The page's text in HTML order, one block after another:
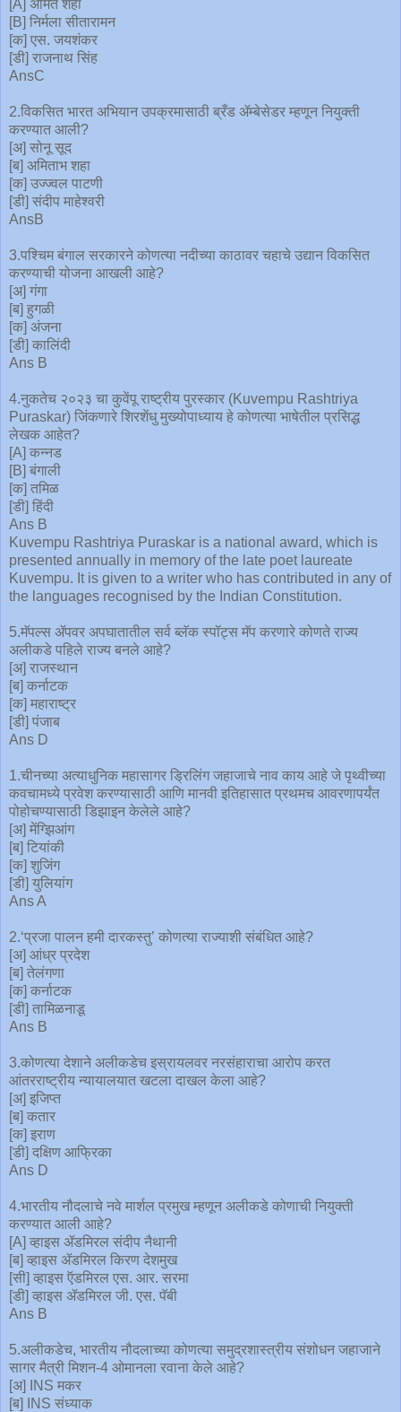
[A] अमित शहा
[B] निर्मला सीतारामन
[क] एस. जयशंकर
[डी] राजनाथ सिंह
AnsC
2.विकसित भारत अभियान उपक्रमासाठी ब्रँड ॲम्बेसेडर म्हणून नियुक्ती
करण्यात आली?
[अ] सोनू सूद
[ब] अमिताभ शहा
[क] उज्ज्वल पाटणी
[डी] संदीप माहेश्वरी
AnsB
3.पश्चिम बंगाल सरकारने कोणत्या नदीच्या काठावर चहाचे उद्यान विकसित
करण्याची योजना आखली आहे?
[अ] गंगा
[ब] हुगळी
[क] अंजना
[डी] कालिंदी
Ans B
4.नुकतेच २०२३ चा कुवेंपू राष्ट्रीय पुरस्कार (Kuvempu Rashtriya
Puraskar) जिंकणारे शिरशेंधु मुख्योपाध्याय हे कोणत्या भाषेतील प्रसिद्ध
लेखक आहेत?
[A] कन्नड
[B] बंगाली
[क] तमिळ
[डी] हिंदी
Ans B
Kuvempu Rashtriya Puraskar is a national award, which is
presented annually in memory of the late poet laureate
Kuvempu. It is given to a writer who has contributed in any of
the languages recognised by the Indian Constitution.
5.मॅपल्स ॲपवर अपघातातील सर्व ब्लॅक स्पॉट्स मॅप करणारे कोणते राज्य
अलीकडे पहिले राज्य बनले आहे?
[अ] राजस्थान
[ब] कर्नाटक
[क] महाराष्ट्र
[डी] पंजाब
Ans D
1.चीनच्या अत्याधुनिक महासागर ड्रिलिंग जहाजाचे नाव काय आहे जे पृथ्वीच्या
कवचामध्ये प्रवेश करण्यासाठी आणि मानवी इतिहासात प्रथमच आवरणापर्यंत
पोहोचण्यासाठी डिझाइन केलेले आहे?
[अ] मेंग्झिआंग
[ब] टियांकी
[क] शुजिंग
[डी] युलियांग
Ans A
2.‘प्रजा पालन हमी दारकस्तु’ कोणत्या राज्याशी संबंधित आहे?
[अ] आंध्र प्रदेश
[ब] तेलंगणा
[क] कर्नाटक
[डी] तामिळनाडू
Ans B
3.कोणत्या देशाने अलीकडेच इस्रायलवर नरसंहाराचा आरोप करत
आंतरराष्ट्रीय न्यायालयात खटला दाखल केला आहे?
[अ] इजिप्त
[ब] कतार
[क] इराण
[डी] दक्षिण आफ्रिका
Ans D
4.भारतीय नौदलाचे नवे मार्शल प्रमुख म्हणून अलीकडे कोणाची नियुक्ती
करण्यात आली आहे?
[A] व्हाइस ॲडमिरल संदीप नैथानी
[ब] व्हाइस ॲडमिरल किरण देशमुख
[सी] व्हाइस ऍडमिरल एस. आर. सरमा
[डी] व्हाइस ॲडमिरल जी. एस. पॅबी
Ans B
5.अलीकडेच, भारतीय नौदलाच्या कोणत्या समुद्रशास्त्रीय संशोधन जहाजाने
सागर मैत्री मिशन-4 ओमानला रवाना केले आहे?
[अ] INS मकर
[ब] INS संध्याक